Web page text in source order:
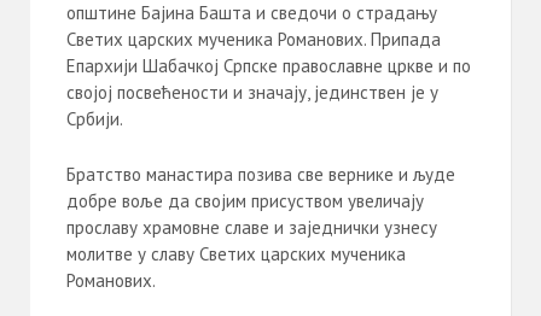
општине Бајина Башта и сведочи о страдању
Светих царских мученика Романових. Припада
Епархији Шабачкој Српске православне цркве и по
својој посвећености и значају, јединствен је у
Србији.
Братство манастира позива све вернике и људе
добре воље да својим присуством увеличају
прославу храмовне славе и заједнички узнесу
молитве у славу Светих царских мученика
Романових.